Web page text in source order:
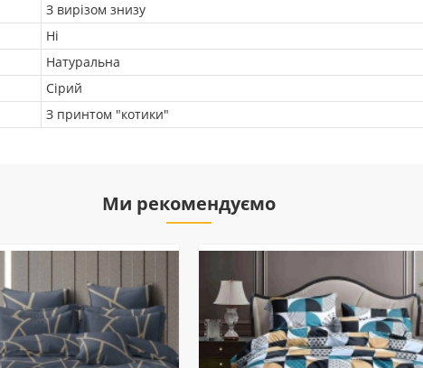
З вирізом знизу
Ні
Натуральна
Сірий
З принтом "котики"
Ми рекомендуємо